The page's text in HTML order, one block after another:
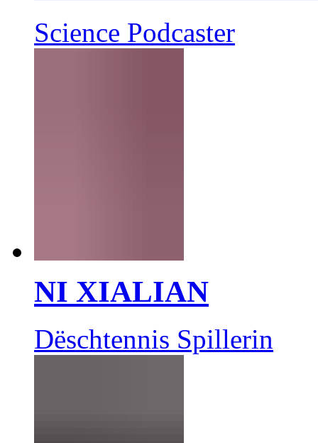
Science Podcaster
NI XIALIAN
Dëschtennis Spillerin